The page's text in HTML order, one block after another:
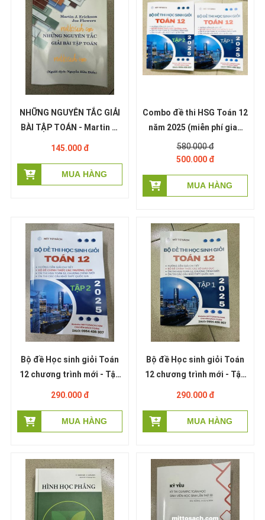
NHỮNG NGUYÊN TẮC GIẢI
BÀI TẬP TOÁN - Martin J.
145.000 đ
Combo đề thi HSG Toán 12
năm 2025 (miễn phí giao
hàng)
580.000 đ
500.000 đ
Bộ đề Học sinh giỏi Toán
12 chương trình mới - Tập
290.000 đ
Bộ đề Học sinh giỏi Toán
12 chương trình mới - Tập
290.000 đ